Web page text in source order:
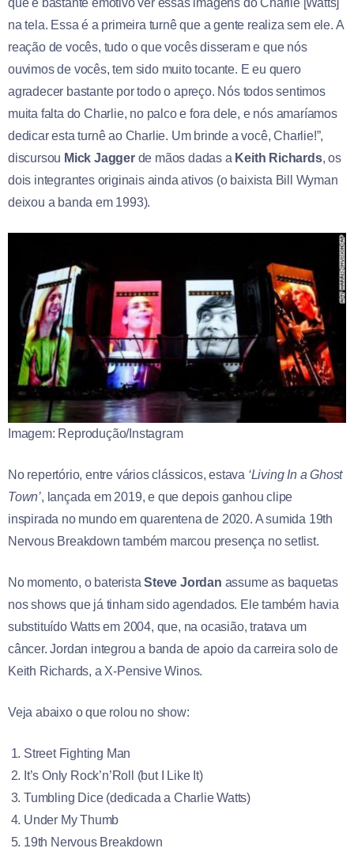
na tela. Essa é a primeira turnê que a gente realiza sem ele. A
reação de vocês, tudo o que vocês disseram e que nós
ouvimos de vocês, tem sido muito tocante. E eu quero
agradecer bastante por todo o apreço. Nós todos sentimos
muita falta do Charlie, no palco e fora dele, e nós amaríamos
dedicar esta turnê ao Charlie. Um brinde a você, Charlie!”,
discursou Mick Jaggerde mãos dadas a Keith Richards, os
dois integrantes originais ainda ativos (o baixista Bill Wyman
deixou a banda em 1993).
Imagem: Reprodução/Instagram
No repertório, entre vários clássicos, estava ‘Living In a Ghost
Town’, lançada em 2019, e que depois ganhou clipe
inspirada no mundo em quarentena de 2020. A sumida 19th
Nervous Breakdown também marcou presença no setlist.
No momento, o bateristaSteve Jordan assume as baquetas
nos shows que já tinham sido agendados. Ele também havia
substituído Watts em 2004, que, na ocasião, tratava um
câncer. Jordan integrou a banda de apoio da carreira solo de
Keith Richards, a X-Pensive Winos.
Veja abaixo o que rolou no show:
Street Fighting Man
It’s Only Rock’n’Roll (but I Like It)
Tumbling Dice (dedicada a Charlie Watts)
Under My Thumb
19th Nervous Breakdown